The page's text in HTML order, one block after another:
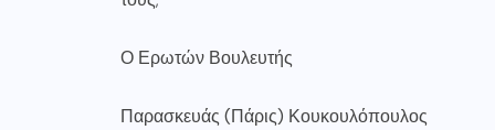
Ο Ερωτών Βουλευτής
Παρασκευάς (Πάρις) Κουκουλόπουλος